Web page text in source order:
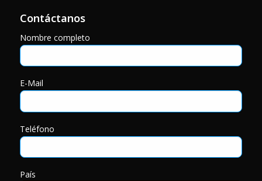
Contáctanos
Nombre completo
E-Mail
Teléfono
País